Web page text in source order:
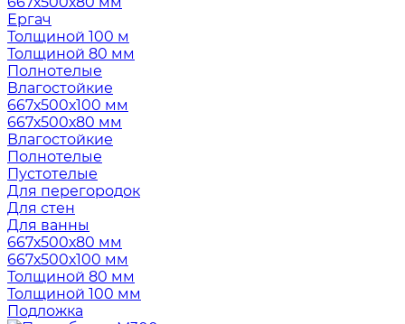
Ергач
Толщиной 100 м
Толщиной 80 мм
Полнотелые
Влагостойкие
667х500х100 мм
667х500х80 мм
Влагостойкие
Полнотелые
Пустотелые
Для перегородок
Для стен
Для ванны
667х500х80 мм
667х500х100 мм
Толщиной 80 мм
Толщиной 100 мм
Подложка